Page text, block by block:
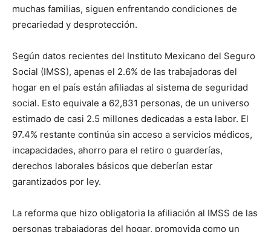
muchas familias, siguen enfrentando condiciones de
precariedad y desprotección.
Según datos recientes del Instituto Mexicano del Seguro
Social (IMSS), apenas el 2.6% de las trabajadoras del
hogar en el país están afiliadas al sistema de seguridad
social. Esto equivale a 62,831 personas, de un universo
estimado de casi 2.5 millones dedicadas a esta labor. El
97.4% restante continúa sin acceso a servicios médicos,
incapacidades, ahorro para el retiro o guarderías,
derechos laborales básicos que deberían estar
garantizados por ley.
La reforma que hizo obligatoria la afiliación al IMSS de las
personas trabajadoras del hogar, promovida como un